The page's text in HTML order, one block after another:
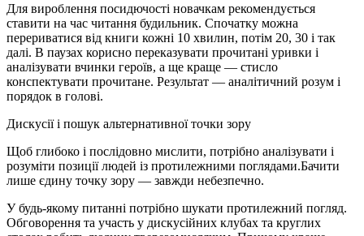
Для вироблення посидючості новачкам рекомендується
ставити на час читання будильник. Спочатку можна
перериватися від книги кожні 10 хвилин, потім 20, 30 і так
далі. В паузах корисно переказувати прочитані уривки і
аналізувати вчинки героїв, а ще краще — стисло
конспектувати прочитане. Результат — аналітичний розум і
порядок в голові.
Дискусії і пошук альтернативної точки зору
Щоб глибоко і послідовно мислити, потрібно аналізувати і
розуміти позиції людей із протилежними поглядами.Бачити
лише єдину точку зору — завжди небезпечно.
У будь-якому питанні потрібно шукати протилежний погляд.
Обговорення та участь у дискусійних клубах та круглих